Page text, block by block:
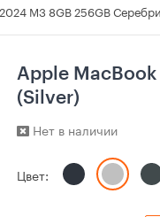
M3 8GB 256GB
Apple
(Silver)
Нет в наличии
Цвет: